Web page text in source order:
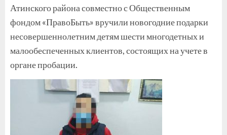
Атинского района совместно с Общественным
фондом «ПравоБыть» вручили новогодние подарки
несовершеннолетним детям шести многодетных и
малообеспеченных клиентов, состоящих на учете в
органе пробации.